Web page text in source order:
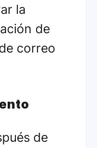
la
de
correo
de